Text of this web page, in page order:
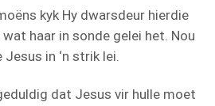
kyk Hy dwarsdeur hierdie
haar in sonde gelei het. Nou
in ‘n strik lei.
dat Jesus vir hulle moet